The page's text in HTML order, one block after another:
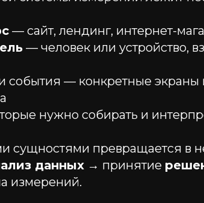
— сайт, лендинг, интернет-
— человек или устройство,
события — конкретные экраны
нужно собирать и
сущностями превращается в
данных → принятие
измерений.